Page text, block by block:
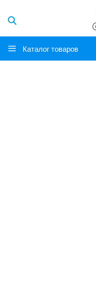
Каталог товаров